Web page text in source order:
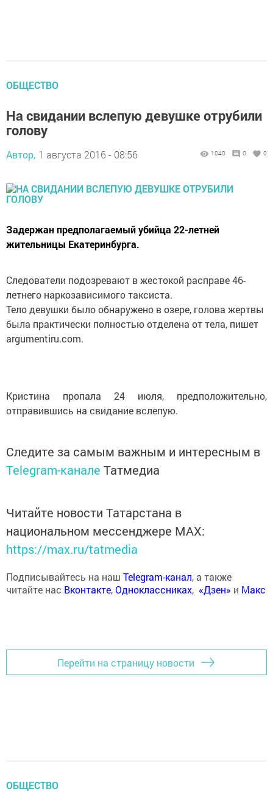
ОБЩЕСТВО
На свидании вслепую девушке отрубили
голову
Автор, 1 августа 2016 - 08:56 1040 0 0
Задержан предполагаемый убийца 22-летней
жительницы Екатеринбурга.
Следователи подозревают в жестокой расправе 46-
летнего наркозависимого таксиста.
Тело девушки было обнаружено в озере, голова жертвы
была практически полностью отделена от тела, пишет
argumentiru.com.
Кристина пропала 24 июля, предположительно,
отправившись на свидание вслепую.
Следите за самым важным и интересным в
Telegram-канале Татмедиа
Читайте новости Татарстана в
национальном мессенджере MАХ:
https://max.ru/tatmedia
Подписывайтесь на наш Telegram-канал, а также
читайте нас Вконтакте,Одноклассниках, «Дзен» и Макс
Перейти на страницу новости
ОБЩЕСТВО